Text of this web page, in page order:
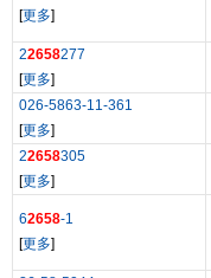
[更多]
22658277
[更多]
026-5863-11-361
[更多]
22658305
[更多]
62658-1
[更多]